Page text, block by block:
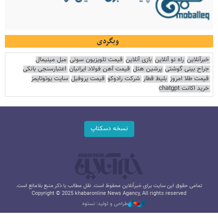
وبگردی
خبرآنلاین راه نو آنلاین بازی آنلاین قیمت تلویزیون سونی مبل مینیمال
جراح بینی گوشتی پرشین هتل قیمت آهن فولاد ایرانیان اعتبارسنجی بانکی
قیمت طلا امروز بلیط قطار شرکت رادوکو قیمت پروفیل سایت یوتوتایمز
خرید اکانت chatgpt
نسخه دسکتاپ
تمامی حقوق این سایت برای خبرآنلاین محفوظ است. نقل مطالب با ذکر منبع بلامانع است.
Copyright © 2025 khabaronline News Agancy, All rights reserved
طراحی و تولید: نستوه